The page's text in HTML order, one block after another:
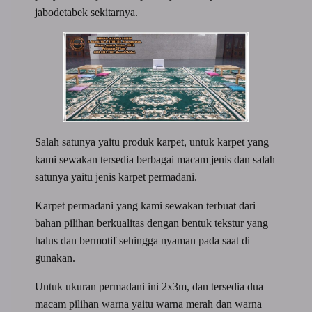
jabodetabek sekitarnya.
Salah satunya yaitu produk karpet, untuk karpet yang
kami sewakan tersedia berbagai macam jenis dan salah
satunya yaitu jenis karpet permadani.
Karpet permadani yang kami sewakan terbuat dari
bahan pilihan berkualitas dengan bentuk tekstur yang
halus dan bermotif sehingga nyaman pada saat di
gunakan.
Untuk ukuran permadani ini 2x3m, dan tersedia dua
macam pilihan warna yaitu warna merah dan warna